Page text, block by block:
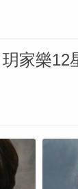
玥家樂12